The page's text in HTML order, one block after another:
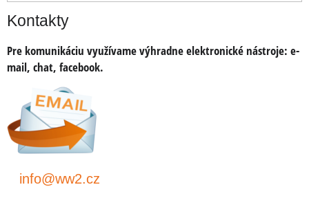
Kontakty
Pre komunikáciu využívame výhradne elektronické nástroje: e-
mail, chat, facebook.
info@ww2.cz